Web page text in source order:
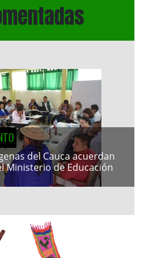
del Cauca acuerdan
Ministerio de Educación